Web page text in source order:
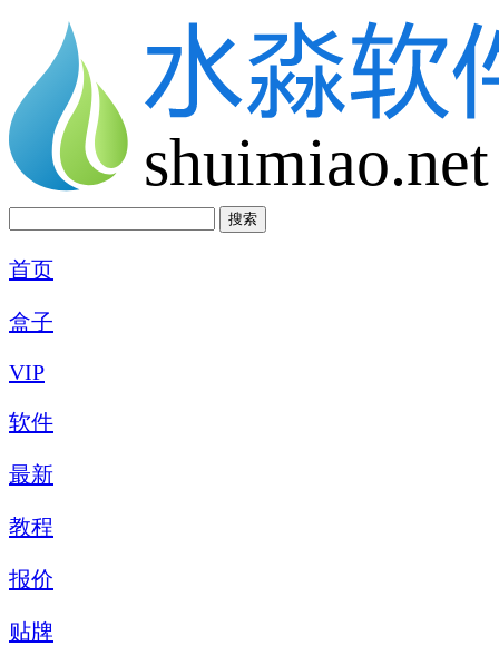
shuimiao.net
首页
盒子
VIP
软件
最新
教程
报价
贴牌